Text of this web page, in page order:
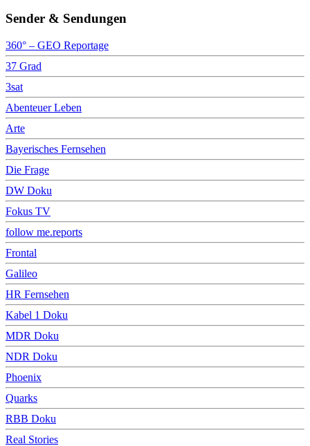
Sender & Sendungen
360° – GEO Reportage
37 Grad
3sat
Abenteuer Leben
Arte
Bayerisches Fernsehen
Die Frage
DW Doku
Fokus TV
follow me.reports
Frontal
Galileo
HR Fernsehen
Kabel 1 Doku
MDR Doku
NDR Doku
Phoenix
Quarks
RBB Doku
Real Stories